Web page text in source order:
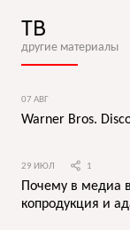
ТВ
другие материалы
07 АВГ
Warner Bros.
29 ИЮЛ 1
Почему в медиа
копродукция и